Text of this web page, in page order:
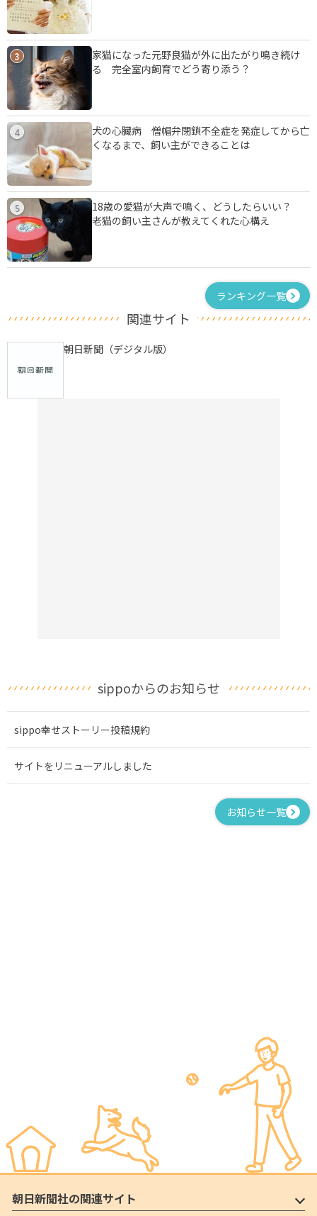
3
家猫になった元野良猫が外に出たがり鳴き続け
る 完全室内飼育でどう寄り添う？
4
犬の心臓病 僧帽弁閉鎖不全症を発症してから亡
くなるまで、飼い主ができることは
5
18歳の愛猫が大声で鳴く、どうしたらいい？
老猫の飼い主さんが教えてくれた心構え
ランキング一覧
関連サイト
朝日新聞（デジタル版）
sippoからのお知らせ
sippo幸せストーリー投稿規約
サイトをリニューアルしました
お知らせ一覧
朝日新聞社の関連サイト